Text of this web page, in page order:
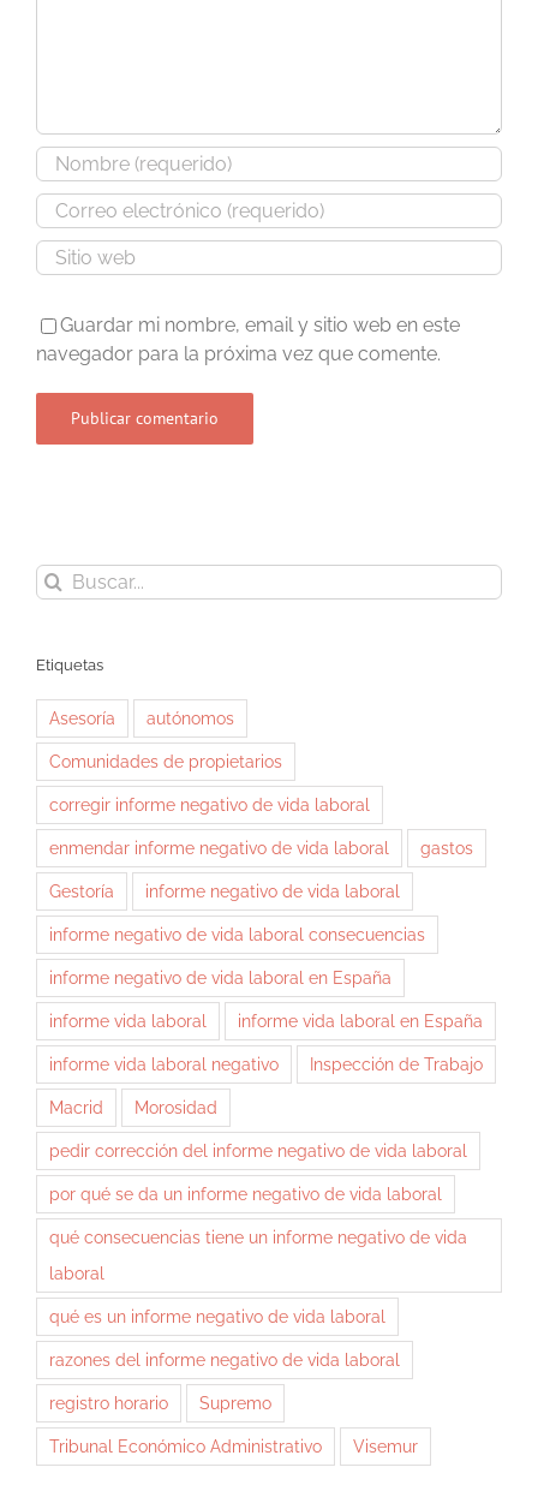
Guardar mi nombre, email y sitio web en este
navegador para la próxima vez que comente.
Buscar:
Etiquetas
Asesoría autónomos
Comunidades de propietarios
corregir informe negativo de vida laboral
enmendar informe negativo de vida laboral gastos
Gestoría informe negativo de vida laboral
informe negativo de vida laboral consecuencias
informe negativo de vida laboral en España
informe vida laboral informe vida laboral en España
informe vida laboral negativo Inspección de Trabajo
Macrid Morosidad
pedir corrección del informe negativo de vida laboral
por qué se da un informe negativo de vida laboral
qué consecuencias tiene un informe negativo de vida
laboral
qué es un informe negativo de vida laboral
razones del informe negativo de vida laboral
registro horario Supremo
Tribunal Económico Administrativo Visemur